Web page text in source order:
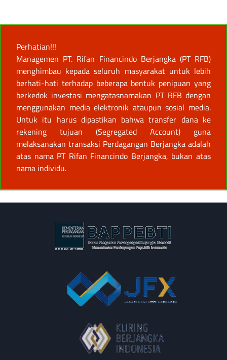
Perhatian!!!
Managemen PT. Rifan Financindo Berjangka (PT RFB)
menghimbau kepada seluruh masyarakat untuk lebih
berhati-hati terhadap beberapa bentuk penipuan yang
berkedok investasi mengatasnamakan PT RFB dengan
menggunakan media elektronik ataupun sosial media.
Untuk itu harus dipastikan bahwa transfer dana ke
rekening tujuan (Segregated Account) guna
melaksanakan transaksi Perdagangan Berjangka adalah
atas nama PT Rifan Financindo Berjangka, bukan atas
nama individu.